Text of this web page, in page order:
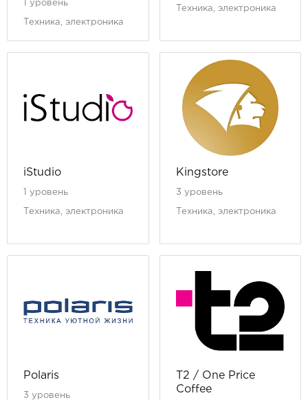
1 уровень
Техника, электроника
Техника, электроника
iStudio
1 уровень
Техника, электроника
Kingstore
3 уровень
Техника, электроника
Polaris
3 уровень
T2 / One Price
Coffee